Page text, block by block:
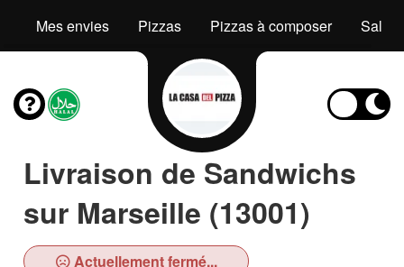
Mes envies Pizzas Pizzas à composer
Livraison de Sandwichs
sur Marseille (13001)
Actuellement fermé...